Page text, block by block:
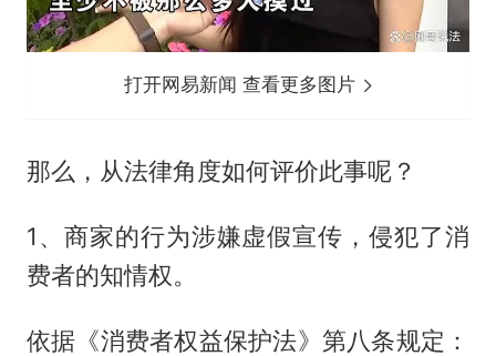
打开网易新闻 查看更多图片
那么，从法律角度如何评价此事呢？
1、商家的行为涉嫌虚假宣传，侵犯了消
费者的知情权。
依据《消费者权益保护法》第八条规定：